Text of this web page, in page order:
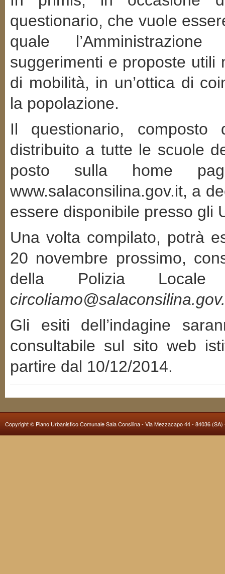
questionario, che vuole
quale
suggerimenti e proposte utili
di mobilità, in un’ottica di
la popolazione.
Il questionario, composto
distribuito a tutte le scuole
posto sulla home
www.salaconsilina.gov.it, a
essere disponibile presso gli
Una volta compilato, potrà
20 novembre prossimo,
della Polizia
Gli esiti dell’indagine
consultabile sul sito web
partire dal 10/12/2014.
Copyright © Piano Urbanistico Comunale Sala Consilina- Via Mezzacapo 44 - 84036